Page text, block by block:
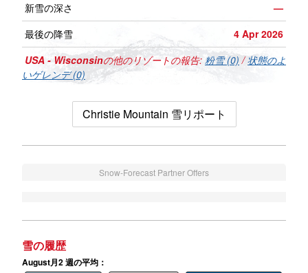
新雪の深さ
—
最後の降雪
4 Apr 2026
USA - Wisconsinの他のリゾートの報告: 粉雪 (0) /状態のよ
いゲレンデ (0)
Christie Mountain 雪リポート
Snow-Forecast Partner Offers
雪の履歴
August月2 週の平均：